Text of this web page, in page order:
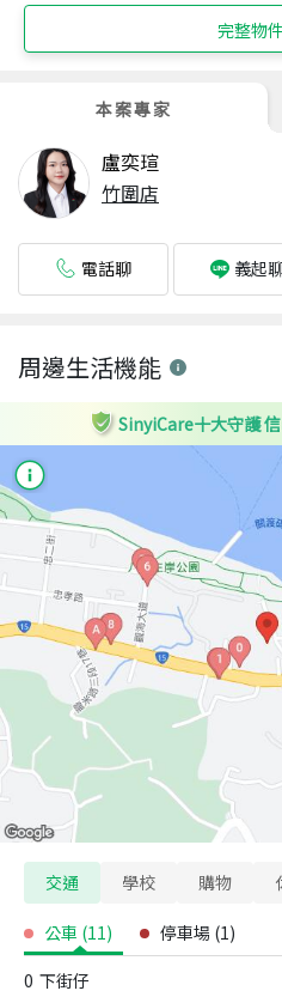
完整物
本案專家
盧奕瑄
竹圍店
電話聊 義起
周邊生活機能
SinyiCare十大守護
交通 學校 購物
公車 (11) 停車場 (1)
0 下街仔